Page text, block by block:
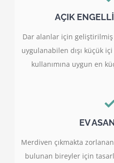
AÇIK
Dar alanlar için
uygulanabilen dışı küçük
kullanımına uygun en
EV
Merdiven çıkmakta zorlanan
bulunan bireyler için